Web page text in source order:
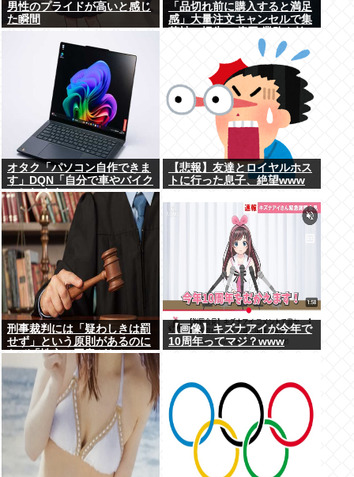
男性のプライドが高いと感じ
た瞬間
「品切れ前に購入すると満足
感」大量注文キャンセルで集
害した疑いで32歳女を逮捕
オタク「パソコン自作できま
す」DQN「自分で車やバイク
いじれます」
【悲報】友達とロイヤルホス
トに行った息子、絶望www
刑事裁判には「疑わしきは罰
せず」という原則があるのに
なぜ「性交の同意がなかっ
た」という確かめようが無い
もので有罪になるの？
【画像】キズナアイが今年で
10周年ってマジ？www